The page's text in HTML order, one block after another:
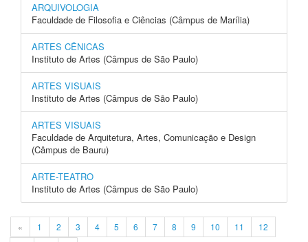
ARQUIVOLOGIA
Faculdade de Filosofia e Ciências (Câmpus de Marília)
ARTES CÊNICAS
Instituto de Artes (Câmpus de São Paulo)
ARTES VISUAIS
Instituto de Artes (Câmpus de São Paulo)
ARTES VISUAIS
Faculdade de Arquitetura, Artes, Comunicação e Design
(Câmpus de Bauru)
ARTE-TEATRO
Instituto de Artes (Câmpus de São Paulo)
« 1 2 3 4 5 6 7 8 9 10 11
12